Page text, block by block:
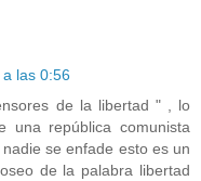
las 0:56
de la libertad " , lo
una república comunista
se enfade esto es un
de la palabra libertad